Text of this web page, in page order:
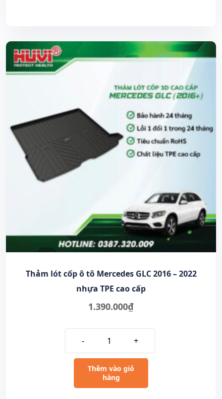
Thảm lót cốp ô tô Mercedes GLC 2016 – 2022
nhựa TPE cao cấp
1.390.000₫
- +
Thêm vào giỏ
hàng